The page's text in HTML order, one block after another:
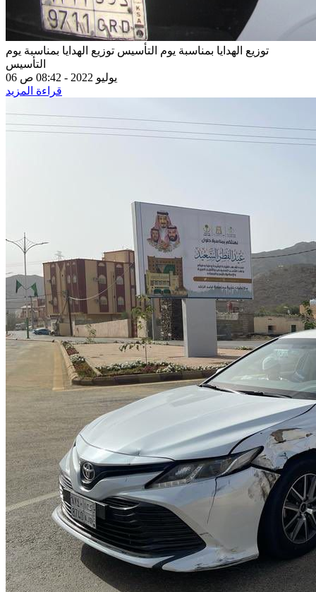
توزيع الهدايا بمناسبة يوم التأسيس توزيع الهدايا بمناسبة يوم
التأسيس
06 يوليو 2022 - 08:42 ص
قراءة المزيد